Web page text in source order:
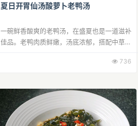
夏日开胃仙汤酸萝卜老鸭汤
一碗鲜香酸爽的老鸭汤，在盛夏也是一道滋补
佳品。老鸭肉质鲜嫩，汤底浓郁，搭配中草药
节，喝上一碗老鸭汤，既能补充体力，又能消
736